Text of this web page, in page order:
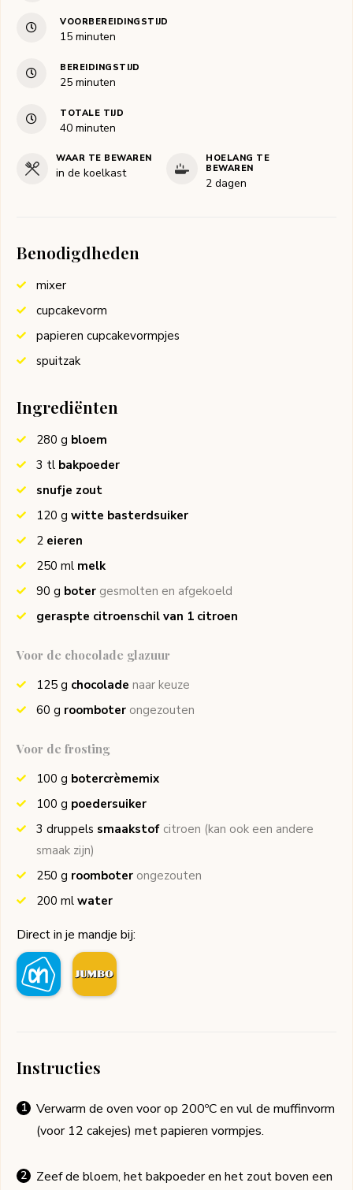
VOORBEREIDINGSTIJD
15minuten
minuten
BEREIDINGSTIJD
25minuten
minuten
TOTALE TIJD
40minuten
minuten
WAAR TE BEWAREN
in de koelkast
HOELANG TE
BEWAREN
2 dagen
Benodigdheden
mixer
cupcakevorm
papieren cupcakevormpjes
spuitzak
Ingrediënten
280 g bloem
3 tl bakpoeder
snufje zout
120 g witte basterdsuiker
2 eieren
250 ml melk
90 g boter gesmolten en afgekoeld
geraspte citroenschil van 1 citroen
Voor de chocolade glazuur
125 g chocolade naar keuze
60 g roomboter ongezouten
Voor de frosting
100 g botercrèmemix
100 g poedersuiker
3 druppels smaakstof citroen (kan ook een andere
smaak zijn)
250 g roomboter ongezouten
200 ml water
Direct in je mandje bij:
Instructies
Verwarm de oven voor op 200ºC en vul de muffinvorm
(voor 12 cakejes) met papieren vormpjes.
Zeef de bloem, het bakpoeder en het zout boven een